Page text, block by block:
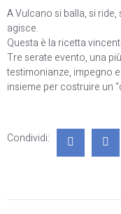
A Vulcano si balla, si
agisce.
Questa è la ricetta
Tre serate evento, una
testimonianze, impegno
insieme per costruire un
Condividi: